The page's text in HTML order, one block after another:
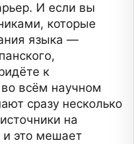
И если вы
которые
языка —
к
всём научном
сразу несколько
на
и это мешает